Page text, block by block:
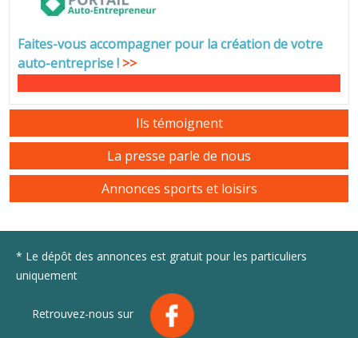
Faites-vous accompagner pour la création de votre
auto-entreprise! >>
Ils témoignent
La presse parle de nous
Annonces sports et loisirs
* Le dépôt des annonces est gratuit pour les particuliers
uniquement
Retrouvez-nous sur